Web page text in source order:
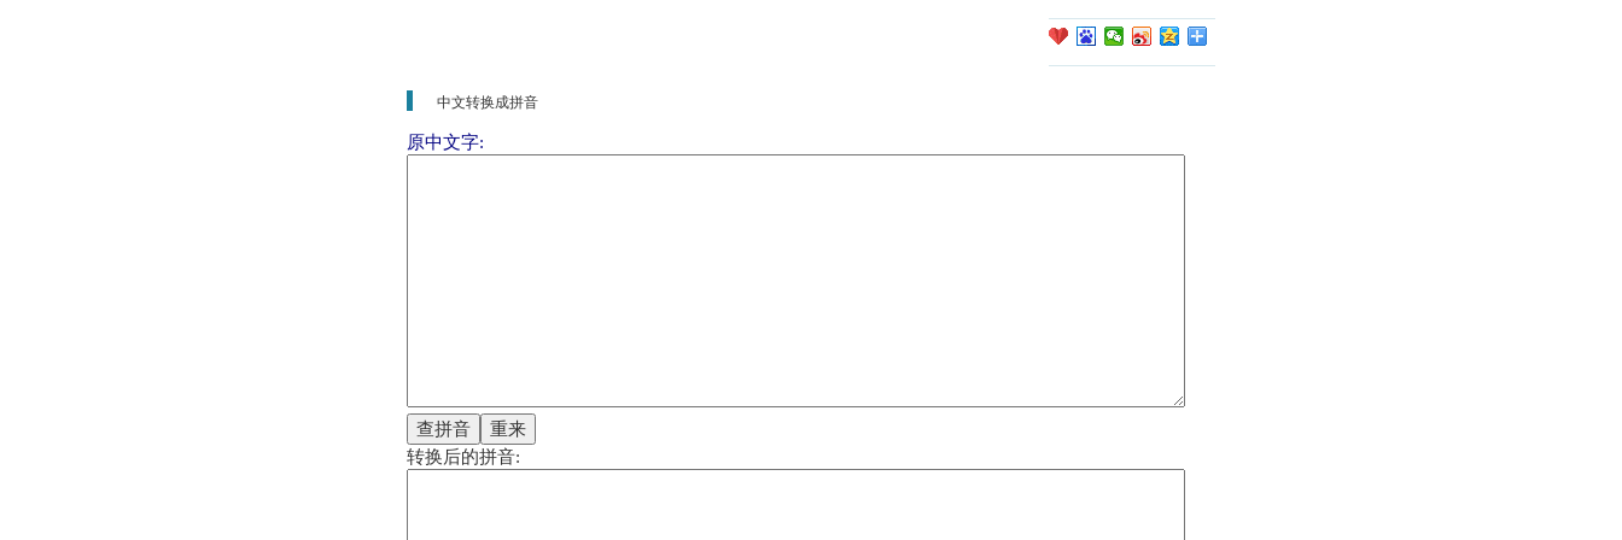
中文转换成拼音
原中文字:
转换后的拼音: